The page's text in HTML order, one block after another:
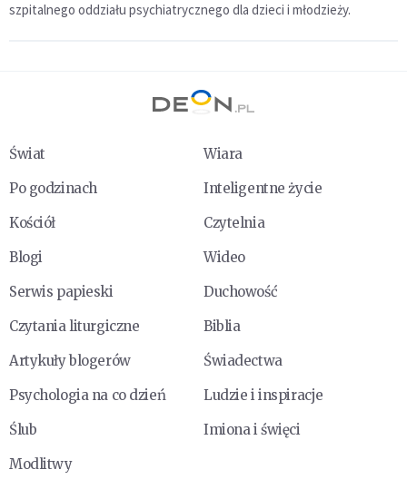
szpitalnego oddziału psychiatrycznego dla dzieci i młodzieży.
Świat
Wiara
Po godzinach
Inteligentne życie
Kościół
Czytelnia
Blogi
Wideo
Serwis papieski
Duchowość
Czytania liturgiczne
Biblia
Artykuły blogerów
Świadectwa
Psychologia na co dzień
Ludzie i inspiracje
Ślub
Imiona i święci
Modlitwy